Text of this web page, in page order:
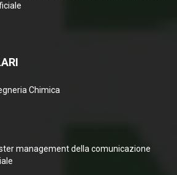
Chimica
management della comunicazione